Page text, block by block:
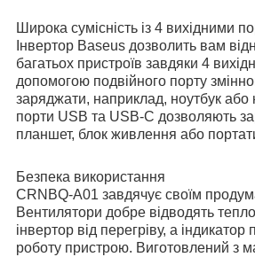
Широка сумісність із 4 вихідними
Інвертор Baseus дозволить вам
багатьох пристроїв завдяки 4
допомогою подвійного порту
заряджати, наприклад, ноутбук або
порти USB та USB-C дозволяють
планшет, блок живлення або
Безпека використання
CRNBQ-A01 завдячує своїм
Вентилятори добре відводять
інвертор від перегріву, а
роботу пристрою. Виготовлений з